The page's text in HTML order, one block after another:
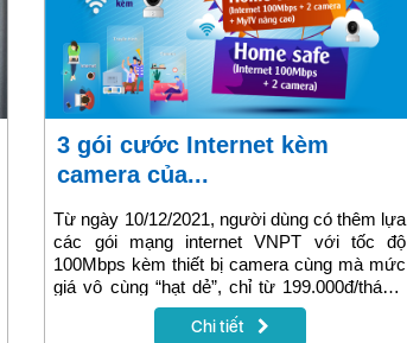
3 gói cước Internet kèm
camera của...
Từ ngày 10/12/2021, người dùng có thêm lựa
các gói mạng internet VNPT với tốc độ
100Mbps kèm thiết bị camera cùng mà mức
giá vô cùng “hạt dẻ”, chỉ từ 199.000đ/tháng.
Khám phá ngay các gói cước này trong bài
viết dưới đây để có lựa chọn tiết kiệm chi phí
Chi tiết